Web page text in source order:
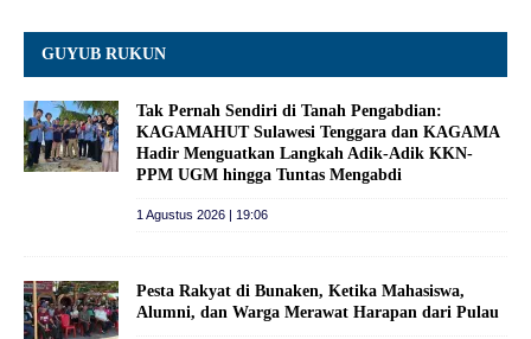
GUYUB RUKUN
Tak Pernah Sendiri di Tanah Pengabdian:
KAGAMAHUT Sulawesi Tenggara dan KAGAMA
Hadir Menguatkan Langkah Adik-Adik KKN-
PPM UGM hingga Tuntas Mengabdi
1 Agustus 2026 | 19:06
Pesta Rakyat di Bunaken, Ketika Mahasiswa,
Alumni, dan Warga Merawat Harapan dari Pulau